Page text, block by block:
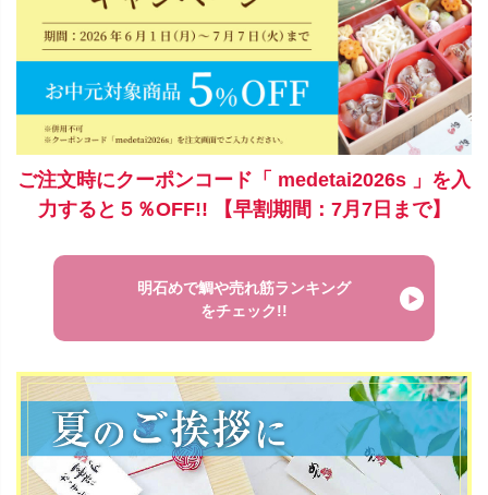
ご注文時にクーポンコード「 medetai2026s 」を入
力すると５％OFF!! 【早割期間：7月7日まで】
明石めで鯛や売れ筋ランキング
をチェック!!